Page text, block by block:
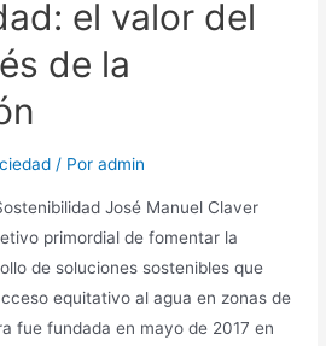
el valor del
de la
/ Poradmin
José Manuel Claver
primordial de fomentar la
de soluciones sostenibles que
equitativo al agua en zonas de
fue fundada en mayo de 2017 en